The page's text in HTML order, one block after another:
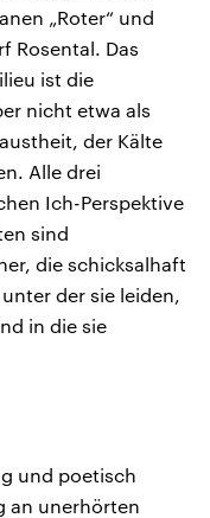
„Roter“ und
Rosental. Das
ist die
nicht etwa als
der Kälte
Alle drei
Ich-Perspektive
sind
die schicksalhaft
der sie leiden,
in die sie
und poetisch
an unerhörten